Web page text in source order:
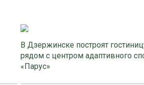
В Дзержинске построят
рядом с центром адаптивного
«Парус»